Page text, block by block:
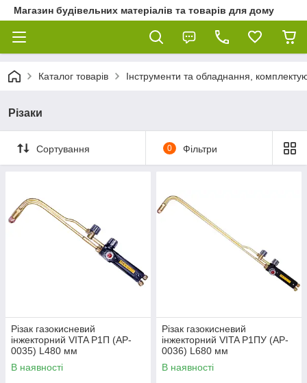
Магазин будівельних матеріалів та товарів для дому
Каталог товарів Інструменти та обладнання,
Різаки
Сортування 0 Фільтри
Різак газокисневий
інжекторний VITA Р1П (AP-
0035) L480 мм
В наявності
Різак газокисневий
інжекторний VITA Р1ПУ (AP-
0036) L680 мм
В наявності